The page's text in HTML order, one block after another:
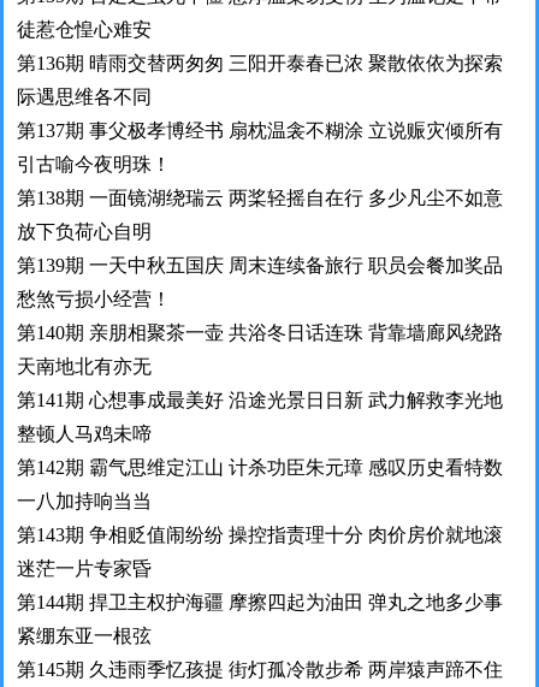
徒惹仓惶心难安
第136期 晴雨交替两匆匆 三阳开泰春已浓 聚散依依为探索
际遇思维各不同
第137期 事父极孝博经书 扇枕温衾不糊涂 立说赈灾倾所有
引古喻今夜明珠！
第138期 一面镜湖绕瑞云 两桨轻摇自在行 多少凡尘不如意
放下负荷心自明
第139期 一天中秋五国庆 周末连续备旅行 职员会餐加奖品
愁煞亏损小经营！
第140期 亲朋相聚茶一壶 共浴冬日话连珠 背靠墙廊风绕路
天南地北有亦无
第141期 心想事成最美好 沿途光景日日新 武力解救李光地
整顿人马鸡未啼
第142期 霸气思维定江山 计杀功臣朱元璋 感叹历史看特数
一八加持响当当
第143期 争相贬值闹纷纷 操控指责理十分 肉价房价就地滚
迷茫一片专家昏
第144期 捍卫主权护海疆 摩擦四起为油田 弹丸之地多少事
紧绷东亚一根弦
第145期 久违雨季忆孩提 街灯孤冷散步希 两岸猿声蹄不住